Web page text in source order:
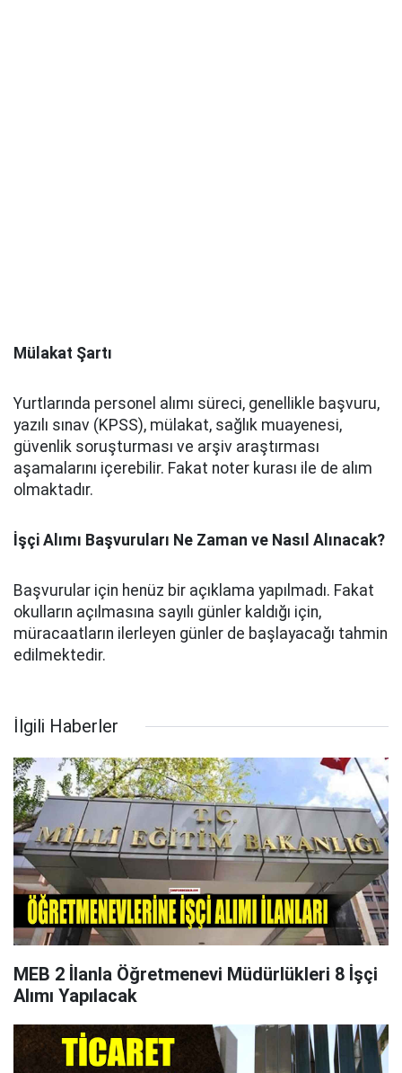
Mülakat Şartı
Yurtlarında personel alımı süreci, genellikle başvuru,
yazılı sınav (KPSS), mülakat, sağlık muayenesi,
güvenlik soruşturması ve arşiv araştırması
aşamalarını içerebilir. Fakat noter kurası ile de alım
olmaktadır.
İşçi Alımı Başvuruları Ne Zaman ve Nasıl Alınacak?
Başvurular için henüz bir açıklama yapılmadı. Fakat
okulların açılmasına sayılı günler kaldığı için,
müracaatların ilerleyen günler de başlayacağı tahmin
edilmektedir.
İlgili Haberler
MEB 2 İlanla Öğretmenevi Müdürlükleri 8 İşçi
Alımı Yapılacak